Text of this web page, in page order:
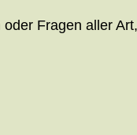
Fragen aller